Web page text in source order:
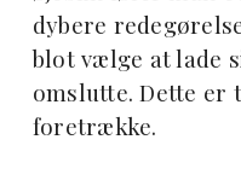
dybere
blot vælge at lade
omslutte. Dette er
foretrække.